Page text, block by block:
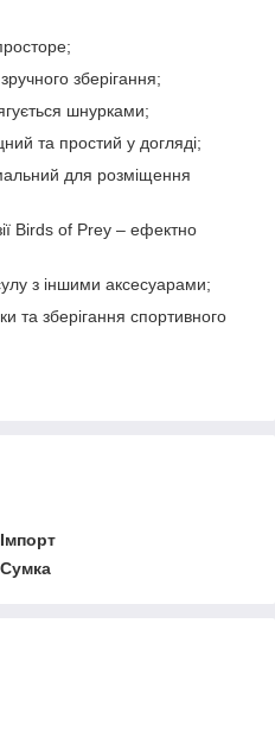
зберігання;
шнурками;
та простий у догляді;
для розміщення
Birds of Prey – ефектно
з іншими аксесуарами;
та зберігання спортивного
Імпорт
Сумка